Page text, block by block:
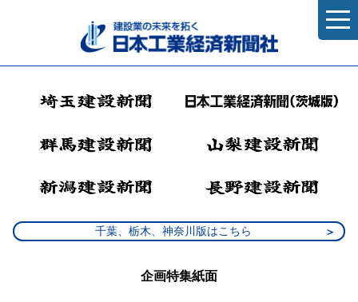
千葉、栃木、神奈川版はこちら
企画特集紙面